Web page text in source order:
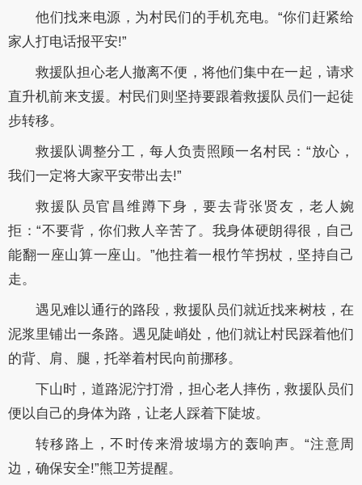
他们找来电源，为村民们的手机充电。“你们赶紧给
家人打电话报平安!”
救援队担心老人撤离不便，将他们集中在一起，请求
直升机前来支援。村民们则坚持要跟着救援队员们一起徒
步转移。
救援队调整分工，每人负责照顾一名村民：“放心，
我们一定将大家平安带出去!”
救援队员官昌维蹲下身，要去背张贤友，老人婉
拒：“不要背，你们救人辛苦了。我身体硬朗得很，自己
能翻一座山算一座山。”他拄着一根竹竿拐杖，坚持自己
走。
遇见难以通行的路段，救援队员们就近找来树枝，在
泥浆里铺出一条路。遇见陡峭处，他们就让村民踩着他们
的背、肩、腿，托举着村民向前挪移。
下山时，道路泥泞打滑，担心老人摔伤，救援队员们
便以自己的身体为路，让老人踩着下陡坡。
转移路上，不时传来滑坡塌方的轰响声。“注意周
边，确保安全!”熊卫芳提醒。